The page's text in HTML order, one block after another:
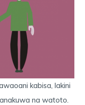
kabisa, lakini
na watoto.